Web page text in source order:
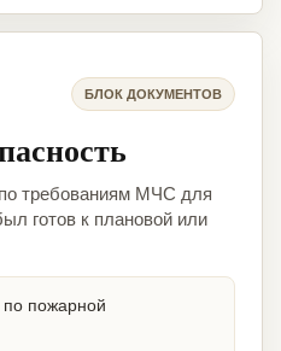
БЛОК ДОКУМЕНТОВ
требованиям МЧС для
готов к плановой или
по пожарной